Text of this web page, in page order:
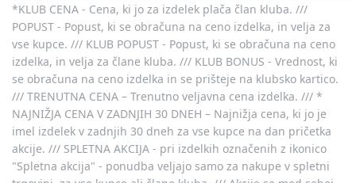
*KLUB CENA - Cena, ki jo za izdelek plača član kluba. ///
POPUST - Popust, ki se obračuna na ceno izdelka, in velja za
vse kupce. /// KLUB POPUST - Popust, ki se obračuna na ceno
izdelka, in velja za člane kluba. /// KLUB BONUS - Vrednost, ki
se obračuna na ceno izdelka in se prišteje na klubsko kartico.
/// TRENUTNA CENA – Trenutno veljavna cena izdelka. /// *
NAJNIŽJA CENA V ZADNJIH 30 DNEH – Najnižja cena, ki jo je
imel izdelek v zadnjih 30 dneh za vse kupce na dan pričetka
akcije. /// SPLETNA AKCIJA - pri izdelkih označenih z ikonico
"Spletna akcija" - ponudba veljajo samo za nakupe v spletni